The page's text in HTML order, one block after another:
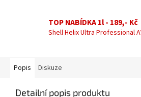
TOP NABÍDKA 1l - 189,- Kč
Shell Helix Ultra Professional
Popis Diskuze
Detailní popis produktu